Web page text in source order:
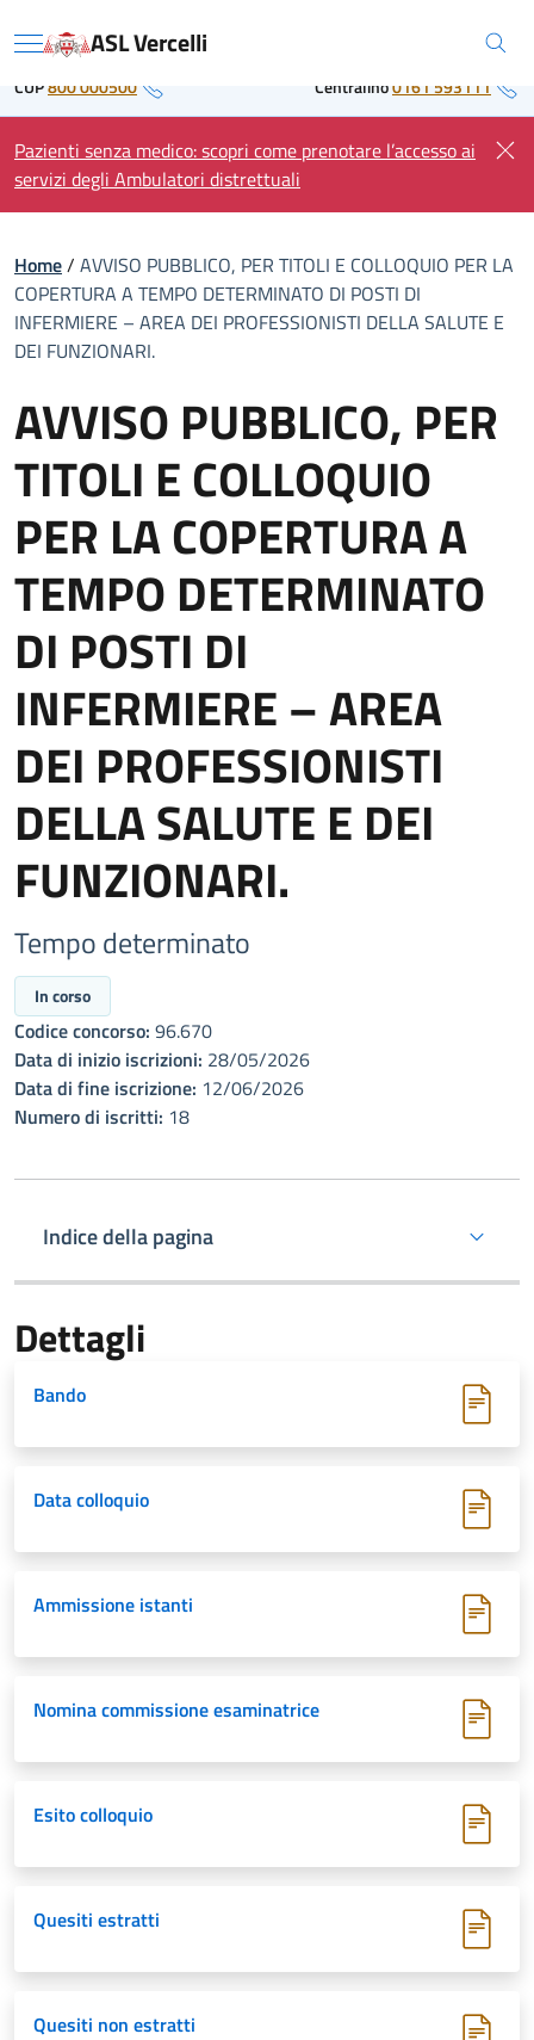
to Regione Piemonte
Menu ASL Vercelli
CUP800 000500 Centralino0161 593111
Pazienti senza medico: scopri come prenotare l’accesso ai
servizi degli Ambulatori distrettuali
Home/ AVVISO PUBBLICO, PER TITOLI E COLLOQUIO PER LA
COPERTURA A TEMPO DETERMINATO DI POSTI DI
INFERMIERE – AREA DEI PROFESSIONISTI DELLA SALUTE E
DEI FUNZIONARI.
AVVISO PUBBLICO, PER
TITOLI E COLLOQUIO
PER LA COPERTURA A
TEMPO DETERMINATO
DI POSTI DI
INFERMIERE – AREA
DEI PROFESSIONISTI
DELLA SALUTE E DEI
FUNZIONARI.
Tempo determinato
In corso
Codice concorso: 96.670
Data di inizio iscrizioni: 28/05/2026
Data di fine iscrizione: 12/06/2026
Numero di iscritti: 18
Indice della pagina
Dettagli
Bando
Data colloquio
Ammissione istanti
Nomina commissione esaminatrice
Esito colloquio
Quesiti estratti
Quesiti non estratti